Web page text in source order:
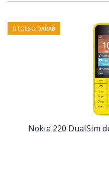
UTOLSO DARAB
Nokia 220 DualSim